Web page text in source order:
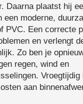
Daarna plaatst hij
een moderne,
PVC. Een correcte
en verlengt
Zo ben je
regen, wind en
aan